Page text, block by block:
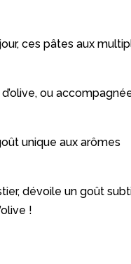
ces pâtes aux
ou
unique aux arômes
dévoile un goût
!